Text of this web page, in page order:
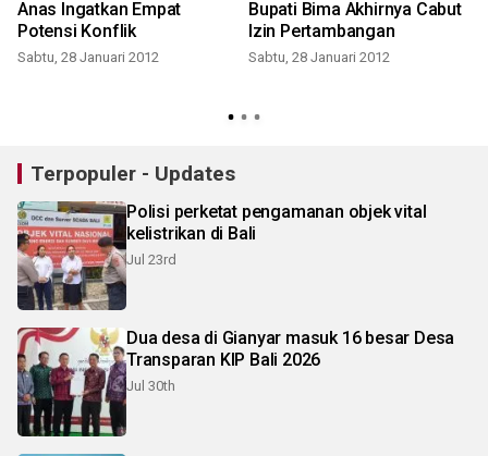
Anas Ingatkan Empat
Potensi Konflik
Sabtu, 28 Januari 2012
Bupati Bima Akhirnya Cabut
Izin Pertambangan
Sabtu, 28 Januari 2012
Terpopuler - Updates
Polisi perketat pengamanan objek vital
kelistrikan di Bali
Jul 23rd
Dua desa di Gianyar masuk 16 besar Desa
Transparan KIP Bali 2026
Jul 30th